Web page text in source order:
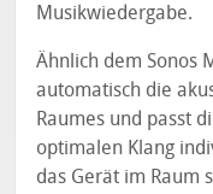
Musikwiedergabe.
Ähnlich dem Sonos
automatisch die
Raumes und passt
optimalen Klang
das Gerät im Raum